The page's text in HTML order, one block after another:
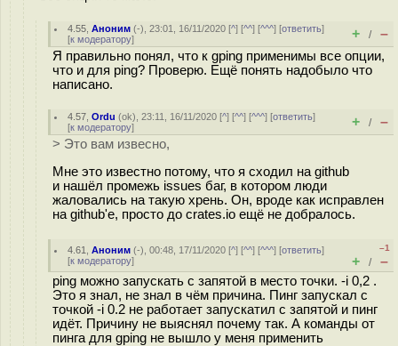
4.55 ,Аноним (-), 23:01, 16/11/2020 [^] [^^] [^^^] [ответить]
[к модератору] + / –
Я правильно понял, что к gping применимы все опции,
что и для ping? Проверю. Ещё понять надобыло что
написано.
4.57 ,Ordu (ok), 23:11, 16/11/2020 [^] [^^] [^^^] [ответить]
[к модератору] + / –
> Это вам извесно,
Мне это известно потому, что я сходил на github
и нашёл промежь issues баг, в котором люди
жаловались на такую хрень. Он, вроде как исправлен
на github'е, просто до crates.io ещё не добралось.
4.61 ,Аноним (-), 00:48, 17/11/2020 [^] [^^] [^^^] [ответить]
[к модератору]
–1
+ / –
ping можно запускать с запятой в место точки. -i 0,2 .
Это я знал, не знал в чём причина. Пинг запускал с
точкой -i 0.2 не работает запускатил с запятой и пинг
идёт. Причину не выяснял почему так. А команды от
пинга для gping не вышло у меня применить